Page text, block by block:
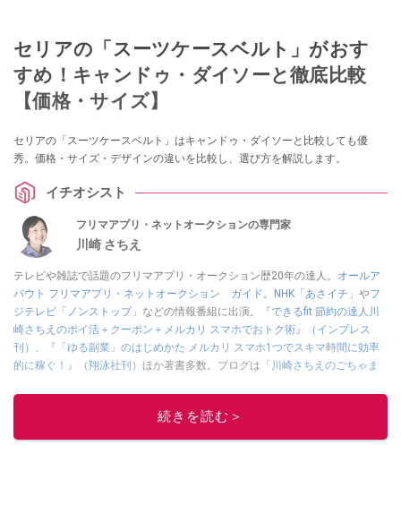
セリアの「スーツケースベルト」がおす
すめ！キャンドゥ・ダイソーと徹底比較
【価格・サイズ】
セリアの「スーツケースベルト」はキャンドゥ・ダイソーと比較しても優
秀。価格・サイズ・デザインの違いを比較し、選び方を解説します。
イチオシスト
フリマアプリ・ネットオークションの専門家
川崎 さちえ
テレビや雑誌で話題のフリマアプリ・オークション歴20年の達人。 オールア
バウト フリマアプリ・ネットオークション ガイド。 NHK「あさイチ」 やフ
ジテレビ「ノンストップ」 などの情報番組に出演。
『できるfit 節約の達人川
崎さちえのポイ活＋クーポン＋メルカリ スマホでおトク術』（インプレス
刊） 、
『「ゆる副業」のはじめかた メルカリ スマホ1つでスキマ時間に効率
的に稼ぐ！』（翔泳社刊） ほか著書多数。ブログは 「川崎さちえのごちゃま
■経歴：2003年、夫が子育てをするために、突然会社を辞める。翌月からの
給料が０円になり、家にいながら、しかも空いた時間でできるオークション
に目をつける。しかし、取引の仕方がわからずに、まずは落札者として参
続きを読む＞